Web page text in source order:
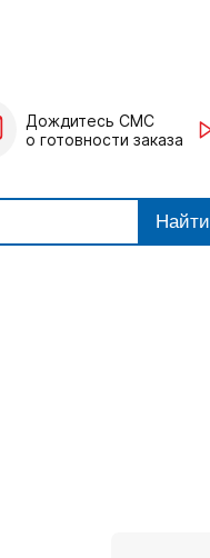
Дождитесь СМС
о готовности заказа
Найти